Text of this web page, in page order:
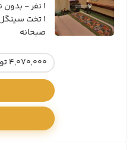
1 نفر - بدون نفر اضافه
1 تخت سینگل
صبحانه
4,070,000 تومان / 1 شب تومان / شب